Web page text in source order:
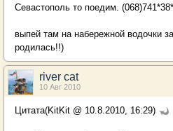
Севастополь то поедим.
выпей там на набережной водочки
родилась!!)
river cat
10 Авг 2010
Цитата(KitKit @ 10.8.2010, 16:29)